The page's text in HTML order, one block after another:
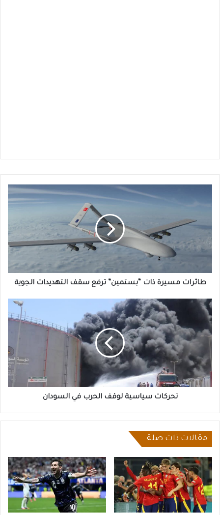
“بستمين”
ترفع
سقف
التهديدات
طائرات مسيرة ذات “بستمين” ترفع سقف التهديدات الجوية
تحركات
سياسية
لوقف
الحرب
السودان
تحركات سياسية لوقف الحرب في السودان
مقالات ذات صلة